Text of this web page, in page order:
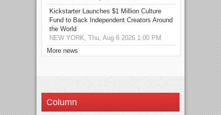
Kickstarter Launches $1 Million Culture
Fund to Back Independent Creators Around
the World
NEW YORK, Thu, Aug 6 2026 1:00 PM
More news
Column